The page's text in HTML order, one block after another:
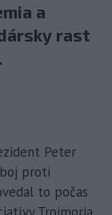
a
rast
Peter
proti
to počas